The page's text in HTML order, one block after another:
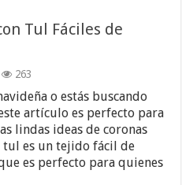
Tul Fáciles de
263
o estás buscando
artículo es perfecto para
lindas ideas de coronas
tul es un tejido fácil de
es perfecto para quienes